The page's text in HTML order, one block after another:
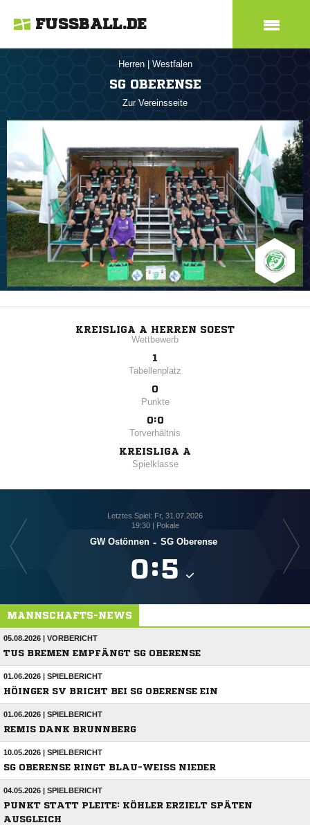
FUSSBALL.DE
Herren Westfalen
SG OBERENSE
Zur Vereinsseite
KREISLIGA A HERREN SOEST
Wettbewerb
1
Tabellenplatz
0
Punkte
0:0
Torverhältnis
KREISLIGA A
Spielklasse
Letztes Spiel: Fr, 31.07.2026
19:30 | Pokale
GW Ostönnen - SG Oberense
:
MANNSCHAFTS-NEWS
05.08.2026 | VORBERICHT
TUS BREMEN EMPFÄNGT SG OBERENSE
01.06.2026 | SPIELBERICHT
HÖINGER SV BRICHT BEI SG OBERENSE EIN
01.06.2026 | SPIELBERICHT
REMIS DANK BRUNNBERG
10.05.2026 | SPIELBERICHT
SG OBERENSE RINGT BLAU-WEISS NIEDER
04.05.2026 | SPIELBERICHT
PUNKT STATT PLEITE: KÖHLER ERZIELT SPÄTEN
AUSGLEICH